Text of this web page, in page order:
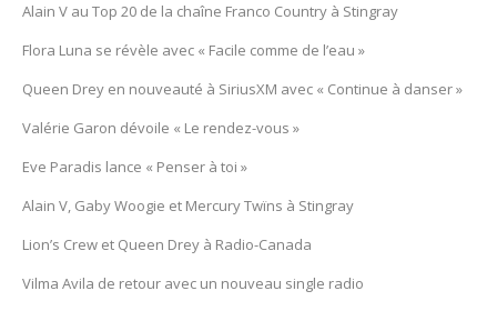
Alain V au Top 20 de la chaîne Franco Country à Stingray
Flora Luna se révèle avec « Facile comme de l’eau »
Queen Drey en nouveauté à SiriusXM avec « Continue à danser »
Valérie Garon dévoile « Le rendez-vous »
Eve Paradis lance « Penser à toi »
Alain V, Gaby Woogie et Mercury Twïns à Stingray
Lion’s Crew et Queen Drey à Radio-Canada
Vilma Avila de retour avec un nouveau single radio